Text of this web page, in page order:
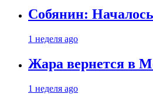
Собянин:
1 неделя ago
Жара вернется в
1 неделя ago